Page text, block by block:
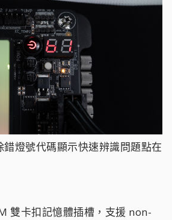
燈號代碼顯示快速辨識問題點在
雙卡扣記憶體插槽，支援 non-